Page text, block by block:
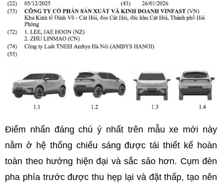
Điểm nhấn đáng chú ý nhất trên mẫu xe mới này
nằm ở hệ thống chiếu sáng được tái thiết kế hoàn
toàn theo hướng hiện đại và sắc sảo hơn. Cụm đèn
pha phía trước được thu hẹp lại và đặt thấp, tạo nên